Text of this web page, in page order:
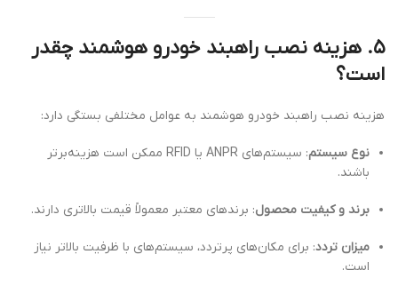
۵. هزینه نصب راهبند خودرو هوشمند چقدر
است؟
هزینه نصب راهبند خودرو هوشمند به عوامل مختلفی بستگی دارد:
نوع سیستم
: سیستم‌های ANPR یا RFID ممکن است هزینه‌برتر
باشند.
برند و کیفیت محصول: برندهای معتبر معمولاً قیمت بالاتری دارند.
میزان تردد: برای مکان‌های پرتردد، سیستم‌های با ظرفیت بالاتر نیاز
است.